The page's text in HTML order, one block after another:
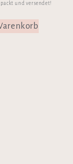
und versendet!